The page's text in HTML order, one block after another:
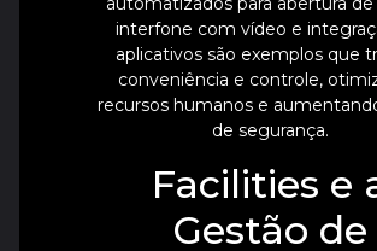
interfone com vídeo e
aplicativos são exemplos que
conveniência e controle,
recursos humanos e
de segurança.
Facilities e
Gestão de